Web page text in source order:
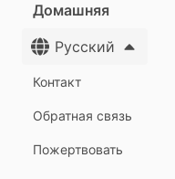
Домашняя
Русский
Контакт
Обратная связь
Пожертвовать